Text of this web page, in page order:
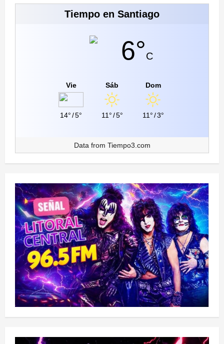
Tiempo en Santiago
6°C
Vie
14°/5°
Sáb
11°/5°
Dom
11°/3°
Data from Tiempo3.com